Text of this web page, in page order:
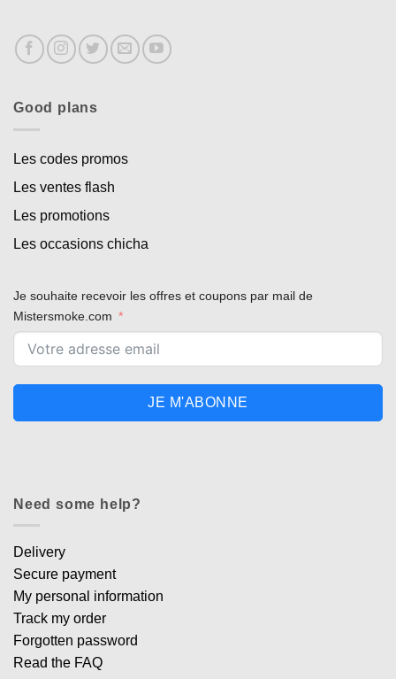
Good plans
Les codes promos
Les ventes flash
Les promotions
Les occasions chicha
Je souhaite recevoir les offres et coupons par mail de
Mistersmoke.com
JE M'ABONNE
Need some help?
Delivery
Secure payment
My personal information
Track my order
Forgotten password
Read the FAQ